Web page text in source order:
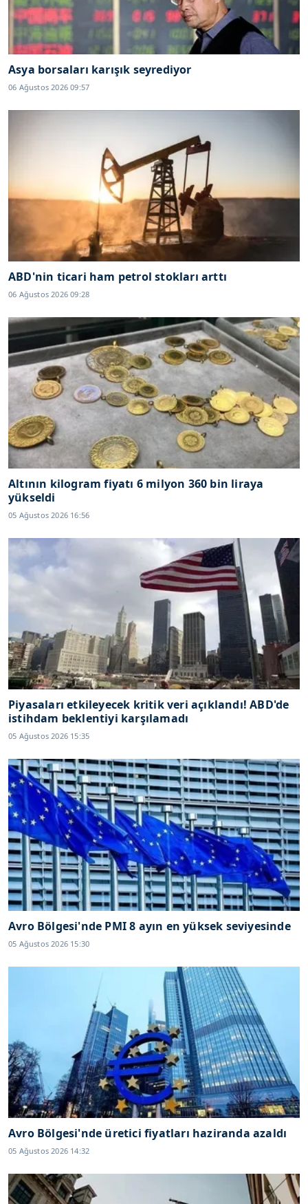
Asya borsaları karışık seyrediyor
06 Ağustos 2026 09:57
ABD'nin ticari ham petrol stokları arttı
06 Ağustos 2026 09:28
Altının kilogram fiyatı 6 milyon 360 bin liraya
yükseldi
05 Ağustos 2026 16:56
Piyasaları etkileyecek kritik veri açıklandı! ABD'de
istihdam beklentiyi karşılamadı
05 Ağustos 2026 15:35
Avro Bölgesi'nde PMI 8 ayın en yüksek seviyesinde
05 Ağustos 2026 15:30
Avro Bölgesi'nde üretici fiyatları haziranda azaldı
05 Ağustos 2026 14:32